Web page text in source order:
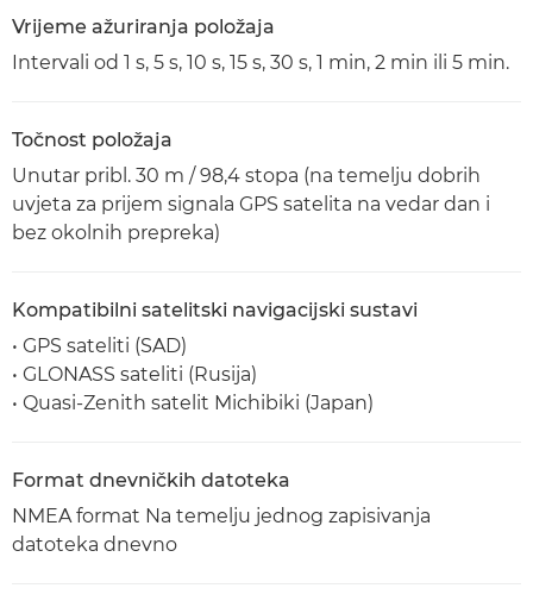
Vrijeme ažuriranja položaja
Intervali od 1 s, 5 s, 10 s, 15 s, 30 s, 1 min, 2 min ili 5 min.
Točnost položaja
Unutar pribl. 30 m / 98,4 stopa (na temelju dobrih
uvjeta za prijem signala GPS satelita na vedar dan i
bez okolnih prepreka)
Kompatibilni satelitski navigacijski sustavi
• GPS sateliti (SAD)
• GLONASS sateliti (Rusija)
• Quasi-Zenith satelit Michibiki (Japan)
Format dnevničkih datoteka
NMEA format Na temelju jednog zapisivanja
datoteka dnevno